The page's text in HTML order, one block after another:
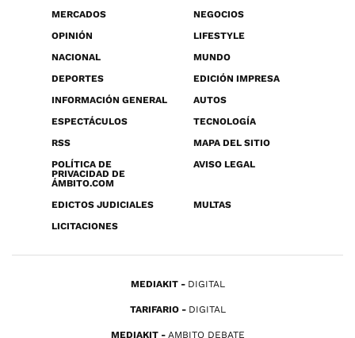
MERCADOS
NEGOCIOS
OPINIÓN
LIFESTYLE
NACIONAL
MUNDO
DEPORTES
EDICIÓN IMPRESA
INFORMACIÓN GENERAL
AUTOS
ESPECTÁCULOS
TECNOLOGÍA
RSS
MAPA DEL SITIO
POLÍTICA DE
PRIVACIDAD DE
ÁMBITO.COM
AVISO LEGAL
EDICTOS JUDICIALES
MULTAS
LICITACIONES
MEDIAKIT DIGITAL
TARIFARIO DIGITAL
MEDIAKIT AMBITO DEBATE